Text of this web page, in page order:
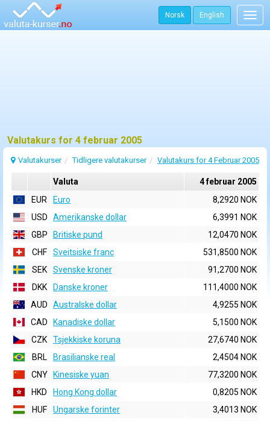
Norsk English
Valutakurs for 4 februar 2005
Valutakurser Tidligere valutakurser Valutakurs for 4 Februar 2005
Valuta
4 februar 2005
EUR
Euro
8,2920 NOK
USD
Amerikanske dollar
6,3991 NOK
GBP
Britiske pund
12,0470 NOK
CHF
Sveitsiske franc
531,8500 NOK
SEK
Svenske kroner
91,2700 NOK
DKK
Danske kroner
111,4000 NOK
AUD
Australske dollar
4,9255 NOK
CAD
Kanadiske dollar
5,1500 NOK
CZK
Tsjekkiske koruna
27,6740 NOK
BRL
Brasilianske real
2,4504 NOK
CNY
Kinesiske yuan
77,3200 NOK
HKD
Hong Kong dollar
0,8205 NOK
HUF
Ungarske forinter
3,4013 NOK